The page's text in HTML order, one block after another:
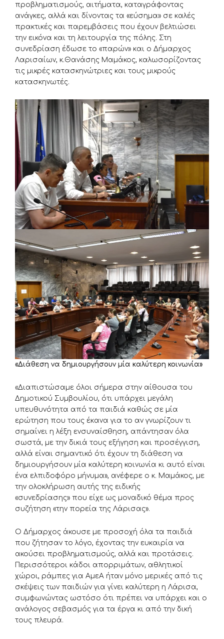
προβληματισμούς, αιτήματα, καταγράφοντας
ανάγκες, αλλά και δίνοντας τα «εύσημα» σε καλές
πρακτικές και παρεμβάσεις που έχουν βελτιώσει
την εικόνα και τη λειτουργία της πόλης. Στη
συνεδρίαση έδωσε το «παρών» και ο Δήμαρχος
Λαρισαίων, κ.Θανάσης Μαμάκος, καλωσορίζοντας
τις μικρές κατασκηνώτριες και τους μικρούς
κατασκηνωτές.
«Διάθεση να δημιουργήσουν μία καλύτερη κοινωνία»
«Διαπιστώσαμε όλοι σήμερα στην αίθουσα του
Δημοτικού Συμβουλίου, ότι υπάρχει μεγάλη
υπευθυνότητα από τα παιδιά καθώς σε μία
ερώτηση που τους έκανα για το αν γνωρίζουν τι
σημαίνει η λέξη ενσυναίσθηση, απάντησαν όλα
σωστά, με την δικιά τους εξήγηση και προσέγγιση,
αλλά είναι σημαντικό ότι έχουν τη διάθεση να
δημιουργήσουν μία καλύτερη κοινωνία κι αυτό είναι
ένα ελπιδοφόρο μήνυμα», ανέφερε ο κ. Μαμάκος, με
την ολοκλήρωση αυτής της ειδικής
«συνεδρίασης» που είχε ως μοναδικό θέμα προς
συζήτηση «την πορεία της Λάρισας».
Ο Δήμαρχος άκουσε με προσοχή όλα τα παιδιά
που ζήτησαν το λόγο, έχοντας την ευκαιρία να
ακούσει προβληματισμούς, αλλά και προτάσεις.
Περισσότεροι κάδοι απορριμάτων, αθλητικοί
χώροι, ράμπες για ΑμεΑ ήταν μόνο μερικές από τις
σκέψεις των παιδιών για γίνει καλύτερη η Λάρισα,
συμφωνώντας ωστόσο ότι πρέπει να υπάρχει και ο
ανάλογος σεβασμός για τα έργα κι από την δική
τους πλευρά.